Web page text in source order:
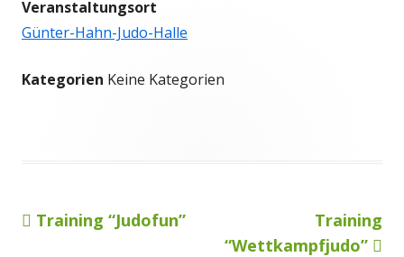
Veranstaltungsort
Günter-Hahn-Judo-Halle
Kategorien Keine Kategorien
Beitragsnavigation
Vorheriger
Training “Judofun”
Nächster
Beitrag
Training
“Wettkampfjudo”